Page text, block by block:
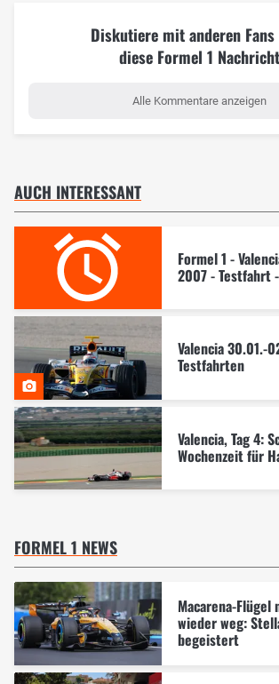
Diskutiere mit anderen
diese Formel 1 Nachricht
Alle Kommentare anzeigen
AUCH INTERESSANT
Formel 1 -
2007 - Testfahrt
Valencia 30.01.-
Testfahrten
Valencia, Tag 4:
Wochenzeit für
FORMEL 1 NEWS
Macarena-Flügel
wieder weg:
begeistert